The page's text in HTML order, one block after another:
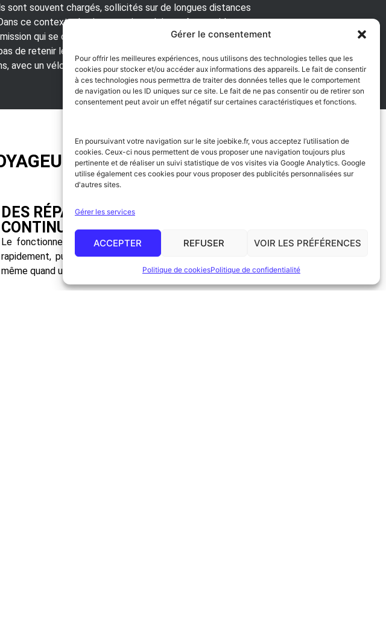
Gérer le consentement
Pour offrir les meilleures expériences, nous utilisons des technologies telles que les
cookies pour stocker et/ou accéder aux informations des appareils. Le fait de consentir
à ces technologies nous permettra de traiter des données telles que le comportement
de navigation ou les ID uniques sur ce site. Le fait de ne pas consentir ou de retirer son
consentement peut avoir un effet négatif sur certaines caractéristiques et fonctions.
En poursuivant votre navigation sur le site joebike.fr, vous acceptez l’utilisation de
cookies. Ceux-ci nous permettent de vous proposer une navigation toujours plus
pertinente et de réaliser un suivi statistique de vos visites via Google Analytics. Google
utilise également ces cookies pour vous proposer des publicités personnalisées sur
d'autres sites.
Gérer les services
ACCEPTER REFUSER VOIR LES PRÉFÉRENCES
Politique de cookiesPolitique de confidentialité
sont souvent chargés, sollicités sur de longues distances
ce contexte, les interventions doivent être rapides,
qui se dérègle ou un contrôle de sécurité avant de
de retenir le cycliste, mais de permettre une reprise de
avec un vélo fiable.
À VÉLO
DES RÉPARATIONS ESSENTIELLES POUR
CONTINUER LA ROUTE
Le fonctionnement est direct. On identifie le problème, on intervient
rapidement, puis le vélo repart. L’idée est de garder le voyage fluide,
même quand un imprévu mécanique se présente.